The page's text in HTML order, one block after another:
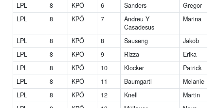
LPL
8 KPÖ 6 Sanders
Gregor
LPL
8 KPÖ 7
Andreu Y
Casadesus
Marina
LPL 8 KPÖ 8 Sauseng
Jakob
LPL
8 KPÖ 9 Rizza
Erika
LPL
8 KPÖ 10 Klocker
Patrick
LPL
8 KPÖ 11 Baumgartl
Melanie
LPL
8 KPÖ 12 Knell
Martin